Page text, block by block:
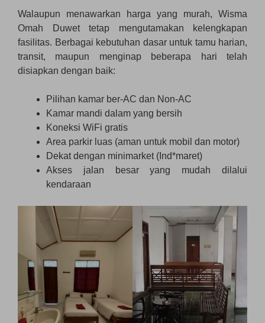
Walaupun menawarkan harga yang murah, Wisma
Omah Duwet tetap mengutamakan kelengkapan
fasilitas. Berbagai kebutuhan dasar untuk tamu harian,
transit, maupun menginap beberapa hari telah
disiapkan dengan baik:
Pilihan kamar ber-AC dan Non-AC
Kamar mandi dalam yang bersih
Koneksi WiFi gratis
Area parkir luas (aman untuk mobil dan motor)
Dekat dengan minimarket (Ind*maret)
Akses jalan besar yang mudah dilalui
kendaraan